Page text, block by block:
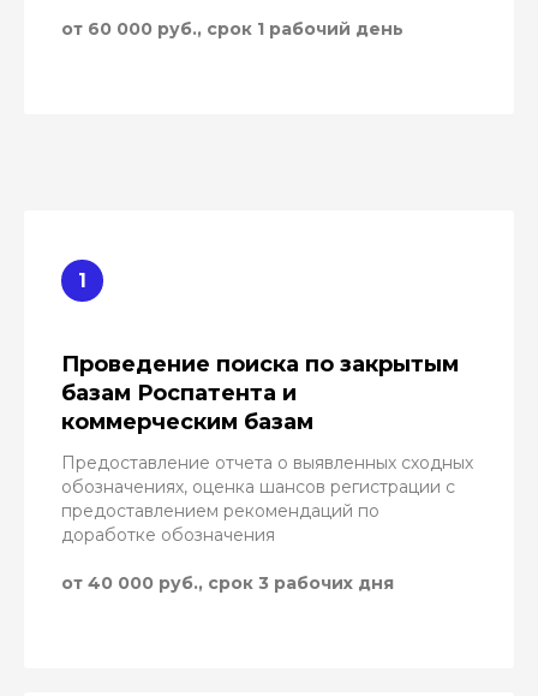
от 60 000 руб., срок 1 рабочий день
Проведение поиска по закрытым
базам Роспатента и
коммерческим базам
Предоставление отчета о выявленных сходных
обозначениях, оценка шансов регистрации с
предоставлением рекомендаций по
доработке обозначения
от 40 000 руб., срок 3 рабочих дня